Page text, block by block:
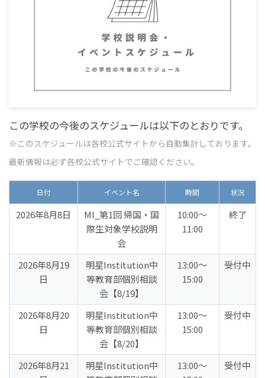
この学校の今後のスケジュールは以下のとおりです。
※このスケジュールは各校公式サイトから自動集計しております。
最新情報は必ず各校公式サイトでご確認ください。
日付 イベント名 時間 状況
2026年8月8日
MI_第1回 帰国・国
際生対象学校説明
会
10:00〜
11:00
終了
2026年8月19
日
明星Institution中
等教育部個別相談
会【8/19】
13:00〜
15:00
受付中
2026年8月20
日
明星Institution中
等教育部個別相談
会【8/20】
13:00〜
15:00
受付中
2026年8月21
明星Institution中
13:00〜
受付中